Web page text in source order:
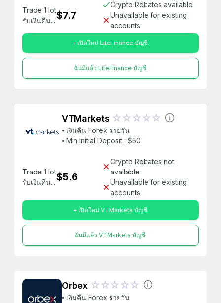
Trade 1 lot
รับเงินคืน...$7.7
Crypto Rebates available
Unavailable for existing
accounts
+ เปิดใหม่ LiteFinance บัญชี.
ฉันมีแล้ว LiteFinance บัญชี.
VTMarkets
⦁ เงินคืน Forex รายวัน
⦁ Min Initial Deposit : $50
Trade 1 lot
รับเงินคืน...$5.6
Crypto Rebates not
available
Unavailable for existing
accounts
+ เปิดใหม่ VTMarkets บัญชี.
ฉันมีแล้ว VTMarkets บัญชี.
Orbex
⦁ เงินคืน Forex รายวัน